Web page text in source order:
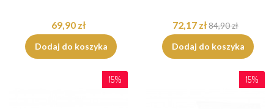
69,90 zł
Dodaj do koszyka
72,17 zł84,90 zł
Dodaj do koszyka
15% 15%